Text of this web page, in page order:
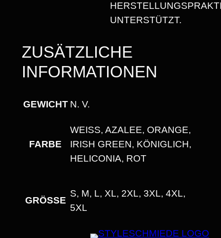
UNTERSTÜTZT.
ZUSÄTZLICHE
INFORMATIONEN
GEWICHT N. V.
FARBE
WEISS, AZALEE, ORANGE, I
RISH GREEN, KÖNIGLICH, H
ELICONIA, ROT
GRÖSSE
S, M, L, XL, 2XL, 3XL, 4XL,
5XL